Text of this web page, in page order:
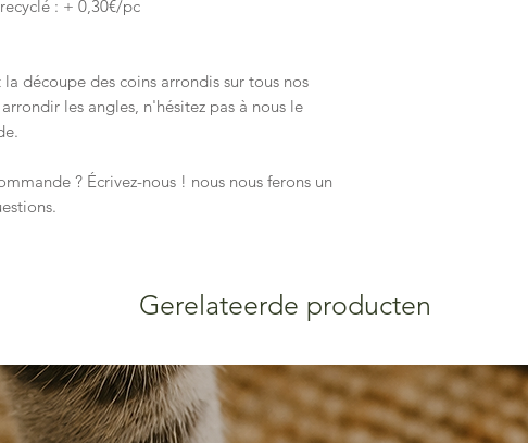
: + 0,30€/pc
découpe des coins arrondis sur tous nos
les angles, n'hésitez pas à nous le
? Écrivez-nous ! nous nous ferons un
Gerelateerde producten